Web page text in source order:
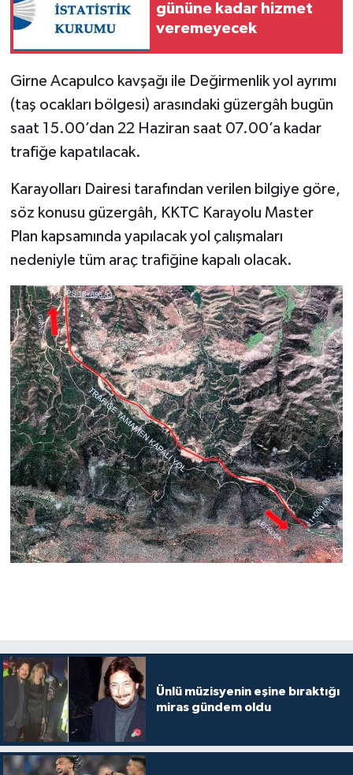
gününe kadar hizmet
veremeyecek
Girne Acapulco kavşağı ile Değirmenlik yol ayrımı
(taş ocakları bölgesi) arasındaki güzergâh bugün
saat 15.00’dan 22 Haziran saat 07.00’a kadar
trafiğe kapatılacak.
Karayolları Dairesi tarafından verilen bilgiye göre,
söz konusu güzergâh, KKTC Karayolu Master
Plan kapsamında yapılacak yol çalışmaları
nedeniyle tüm araç trafiğine kapalı olacak.
Ünlü müzisyenin eşine bıraktığı
miras gündem oldu